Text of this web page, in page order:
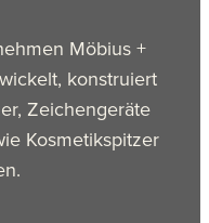
Möbius +
konstruiert
Zeichengeräte
Kosmetikspitzer